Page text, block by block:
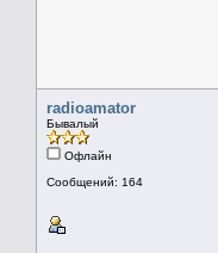
radioamator
Бывалый
Офлайн
Сообщений: 164